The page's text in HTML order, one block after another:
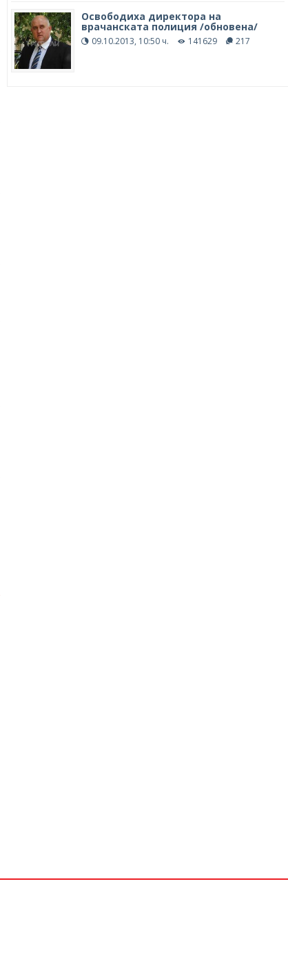
Освободиха директора на
врачанската полиция /обновена/
09.10.2013, 10:50 ч. 141629 217